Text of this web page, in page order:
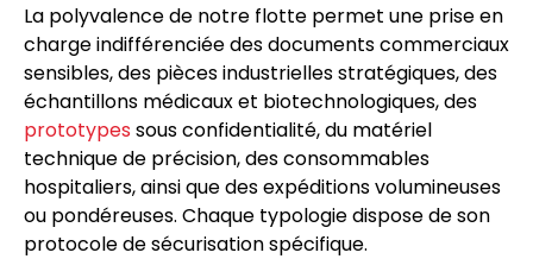
La polyvalence de notre flotte permet une prise en
charge indifférenciée des documents commerciaux
sensibles, des pièces industrielles stratégiques, des
échantillons médicaux et biotechnologiques, des
prototypes sous confidentialité, du matériel
technique de précision, des consommables
hospitaliers, ainsi que des expéditions volumineuses
ou pondéreuses. Chaque typologie dispose de son
protocole de sécurisation spécifique.